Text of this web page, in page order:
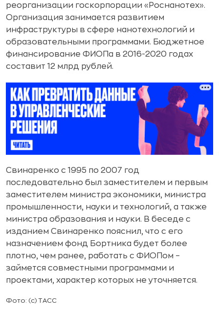
реорганизации госкорпорации «Роснанотех».
Организация занимается развитием
инфраструктуры в сфере нанотехнологий и
образовательными программами. Бюджетное
финансирование ФИОПа в 2016-2020 годах
составит 12 млрд рублей.
Свинаренко с 1995 по 2007 год
последовательно был заместителем и первым
заместителем министра экономики, министра
промышленности, науки и технологий, а также
министра образования и науки. В беседе с
изданием Свинаренко пояснил, что с его
назначением фонд Бортника будет более
плотно, чем ранее, работать с ФИОПом –
займется совместными программами и
проектами, характер которых не уточняется.
Фото: (с) ТАСС